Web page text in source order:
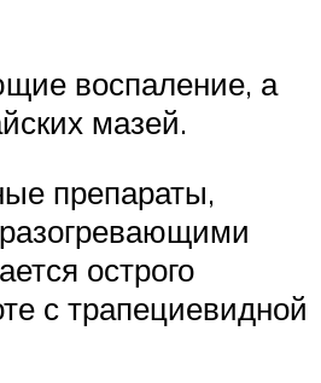
воспаление, а
мазей.
препараты,
острого
с трапециевидной